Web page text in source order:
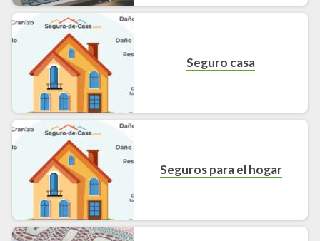
Seguro casa
Seguros para el hogar